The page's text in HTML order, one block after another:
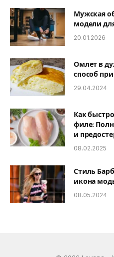
Мужская
модели
20.01.2026
Омлет в
способ
29.04.2024
Как
филе:
и
08.02.2025
Стиль
икона
08.05.2024